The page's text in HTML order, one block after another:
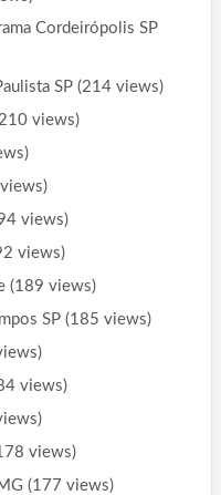
Cordeirópolis SP
SP(214 views)
views)
views)
views)
(189 views)
SP(185 views)
views)
views)
(177 views)